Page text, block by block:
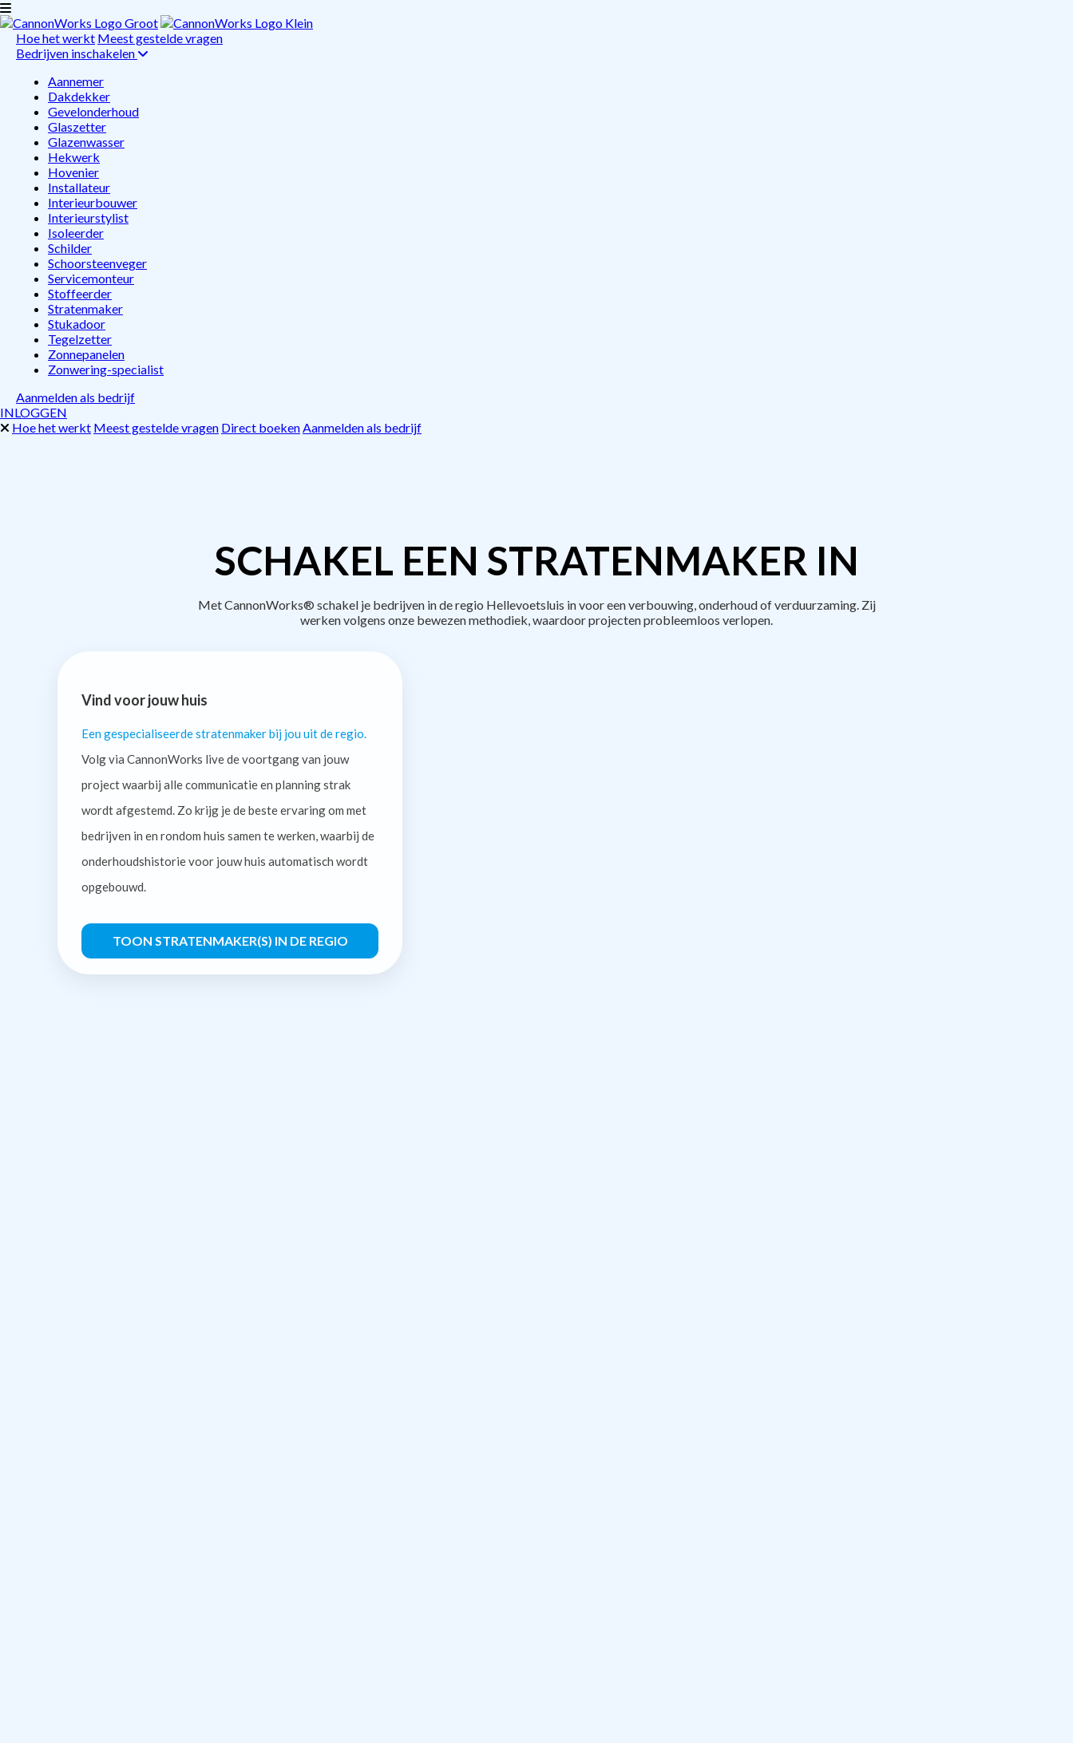
Hoe het werkt Meest gestelde vragen
Bedrijven inschakelen
Aannemer
Dakdekker
Gevelonderhoud
Glaszetter
Glazenwasser
Hekwerk
Hovenier
Installateur
Interieurbouwer
Interieurstylist
Isoleerder
Schilder
Schoorsteenveger
Servicemonteur
Stoffeerder
Stratenmaker
Stukadoor
Tegelzetter
Zonnepanelen
Zonwering-specialist
Aanmelden als bedrijf
INLOGGEN
Hoe het werkt Meest gestelde vragen Direct boekenAanmelden als bedrijf
SCHAKEL EEN STRATENMAKER IN
Met CannonWorks® schakel je bedrijven in de regio Hellevoetsluis in voor een verbouwing, onderhoud of verduurzaming. Zij
werken volgens onze bewezen methodiek, waardoor projecten probleemloos verlopen.
Vind voor jouw huis
Een gespecialiseerde stratenmaker bij jou uit de regio.
Volg via CannonWorks live de voortgang van jouw
project waarbij alle communicatie en planning strak
wordt afgestemd. Zo krijg je de beste ervaring om met
bedrijven in en rondom huis samen te werken, waarbij de
onderhoudshistorie voor jouw huis automatisch wordt
opgebouwd.
TOON STRATENMAKER(S) IN DE REGIO